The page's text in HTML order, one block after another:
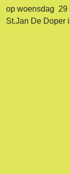
op woensdag 29
St.Jan De Doper